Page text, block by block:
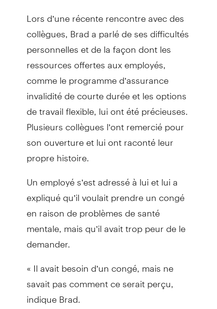
Lors d’une récente rencontre avec des
collègues, Brad a parlé de ses difficultés
personnelles et de la façon dont les
ressources offertes aux employés,
comme le programme d’assurance
invalidité de courte durée et les options
de travail flexible, lui ont été précieuses.
Plusieurs collègues l’ont remercié pour
son ouverture et lui ont raconté leur
propre histoire.
Un employé s’est adressé à lui et lui a
expliqué qu’il voulait prendre un congé
en raison de problèmes de santé
mentale, mais qu’il avait trop peur de le
demander.
« Il avait besoin d’un congé, mais ne
savait pas comment ce serait perçu,
indique Brad.